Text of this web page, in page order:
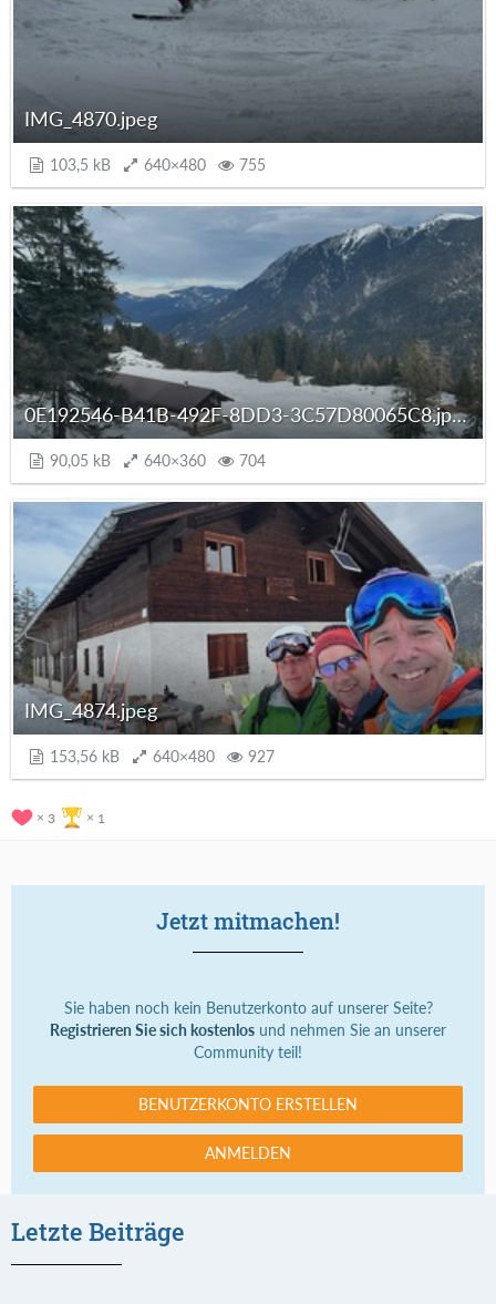
IMG_4870.jpeg
103,5 kB 640×480 755
0E192546-B41B-492F-8DD3-3C57D80065C8.jpeg
90,05 kB 640×360 704
IMG_4874.jpeg
153,56 kB 640×480 927
3 1
Jetzt mitmachen!
Sie haben noch kein Benutzerkonto auf unserer Seite?
Registrieren Sie sich kostenlos und nehmen Sie an unserer
Community teil!
BENUTZERKONTO ERSTELLEN
ANMELDEN
Letzte Beiträge